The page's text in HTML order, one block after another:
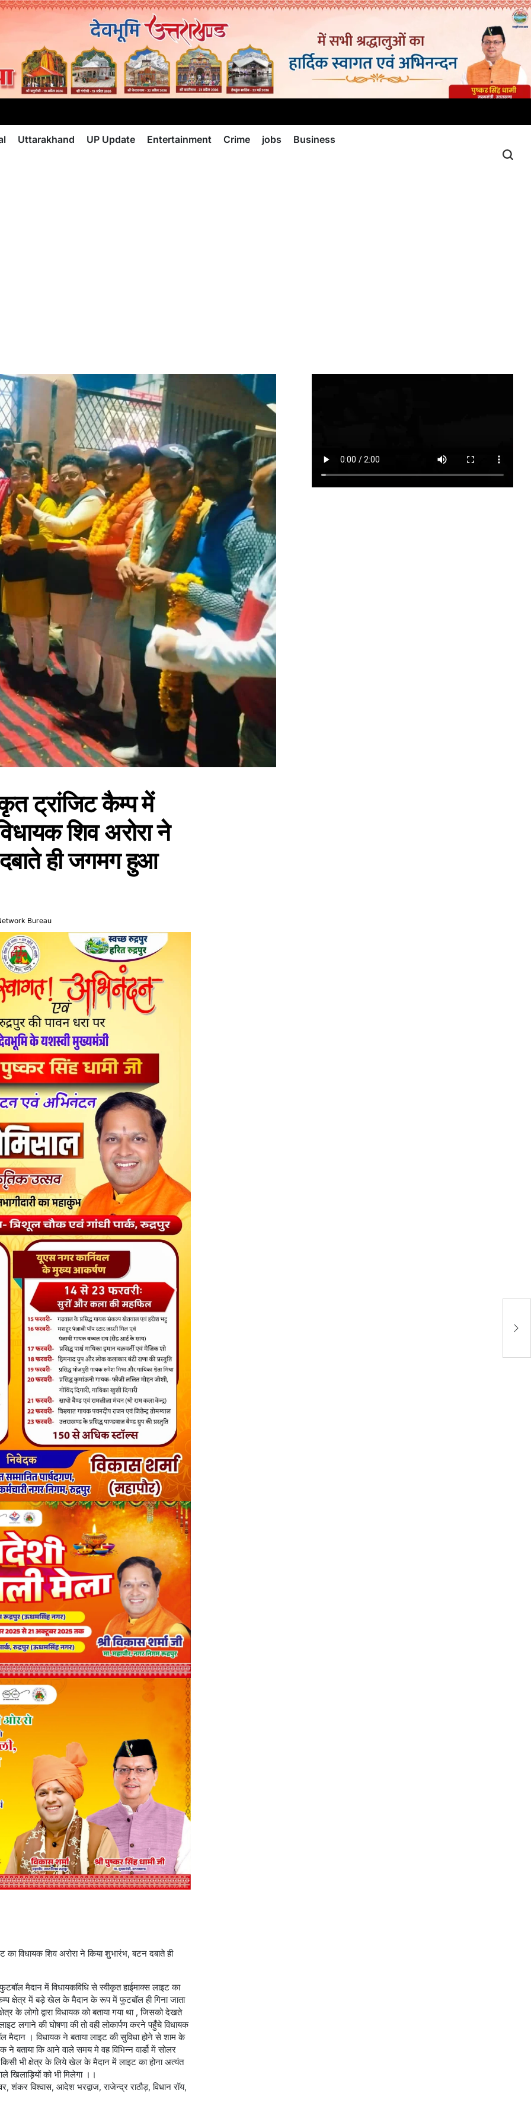
Uttarakhand UP Update Entertainment Crime jobs Business
ट्रांजिट कैम्प में
शिव अरोरा ने
ही जगमग हुआ
Bureau
का विधायक शिव अरोरा ने किया शुभारंभ, बटन दबाते ही
मैदान में विधायकविधि से स्वीकृत हाईमाक्स लाइट का
क्षेत्र में बड़े खेल के मैदान के रूप में फुटबॉल ही गिना जाता
के लोगो द्वारा विधायक को बताया गया था , जिसको देखते
लगाने की घोषणा की तो वही लोकार्पण करने पहुँचे विधायक
। विधायक ने बताया लाइट की सुविधा होने से शाम के
बताया कि आने वाले समय मे वह विभिन्न वार्डो में सोलर
भी क्षेत्र के लिये खेल के मैदान में लाइट का होना अत्यंत
को भी मिलेगा ।।
शंकर विश्वास, आदेश भरद्वाज, राजेन्द्र राठौड़, विधान रॉय,